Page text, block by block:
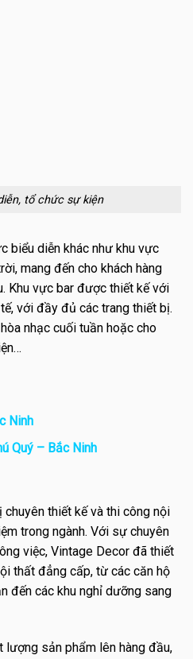
tổ chức sự kiện
biểu diễn khác như khu vực
mang đến cho khách hàng
Khu vực bar được thiết kế với
với đầy đủ các trang thiết bị.
nhạc cuối tuần hoặc cho
Ninh
Quý – Bắc Ninh
chuyên thiết kế và thi công nội
trong ngành. Với sự chuyên
việc, Vintage Decor đã thiết
thất đẳng cấp, từ các căn hộ
đến các khu nghỉ dưỡng sang
sản phẩm lên hàng đầu,